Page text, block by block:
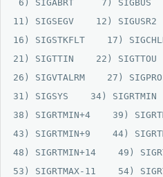
6) SIGABRT     7) SIGBUS
11) SIGSEGV    12)
16) SIGSTKFLT    17)
21) SIGTTIN    22) SIGTTOU
26) SIGVTALRM    27)
31) SIGSYS    34) SIGRTMIN
38) SIGRTMIN+4    39)
43) SIGRTMIN+9    44)
48) SIGRTMIN+14    49)
53) SIGRTMAX-11    54)